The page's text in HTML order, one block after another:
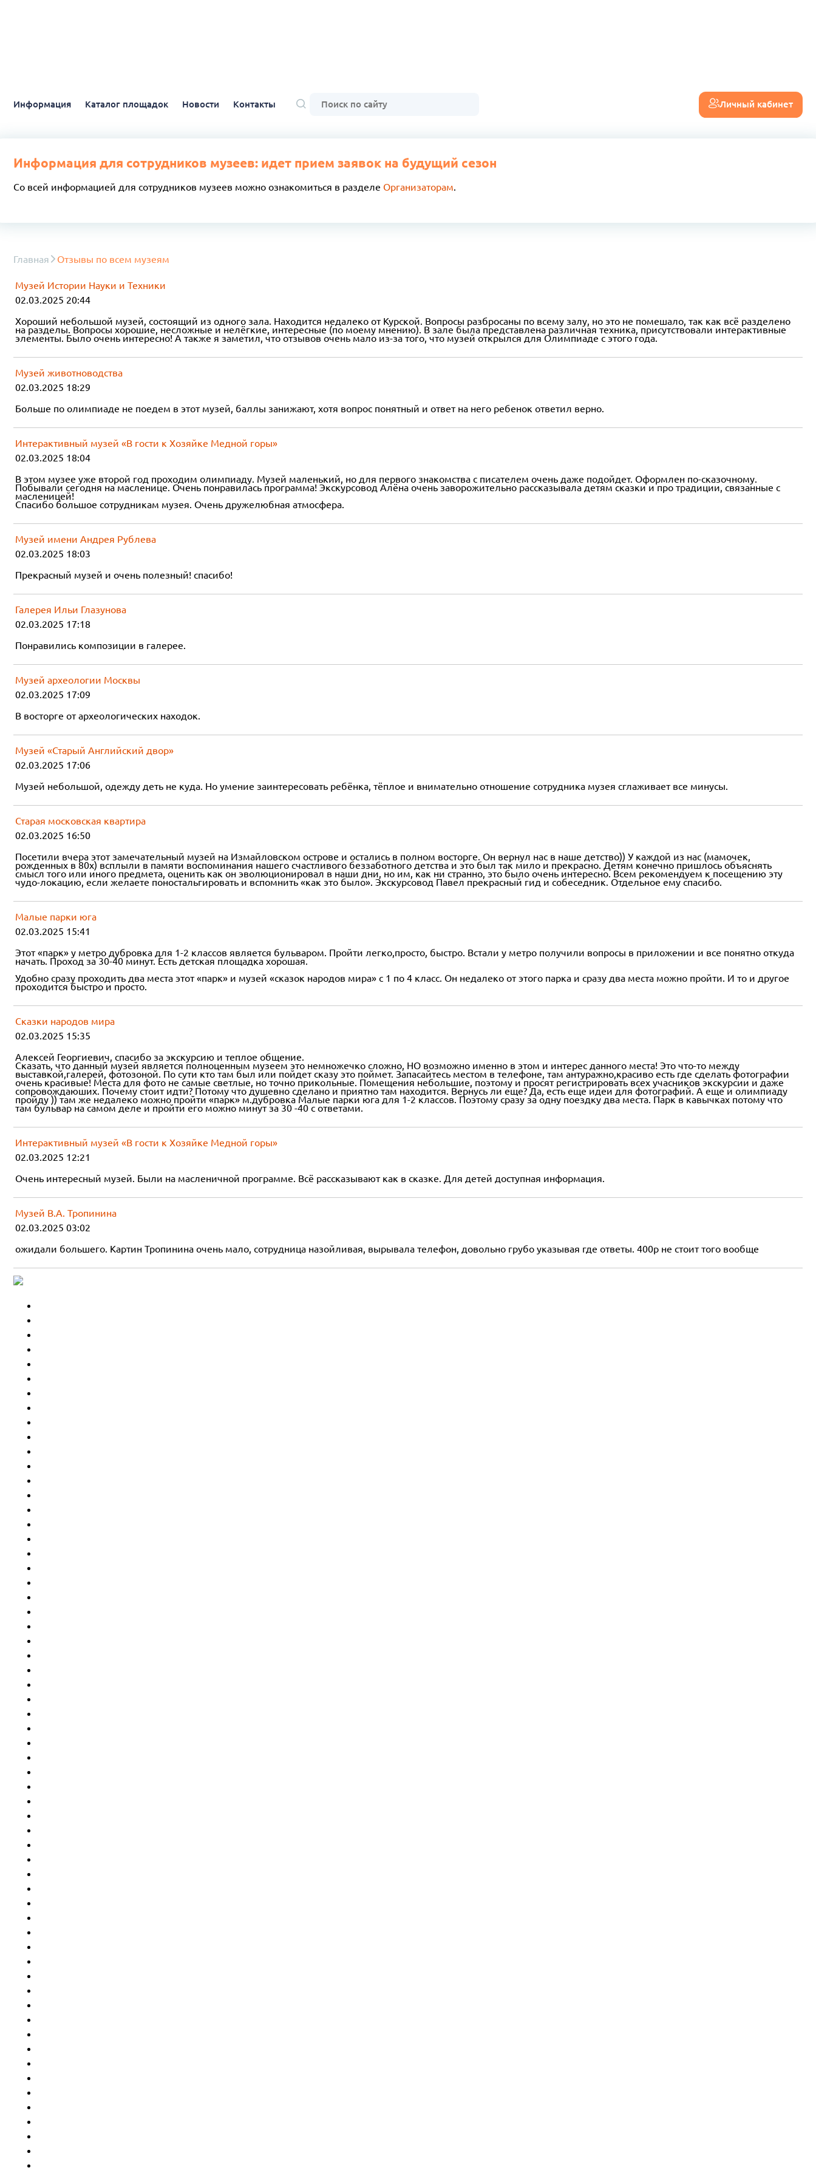
Информация Каталог площадок Новости Контакты Личный кабинет
Информация для сотрудников музеев: идет прием заявок на будущий сезон
Со всей информацией для сотрудников музеев можно ознакомиться в разделе Организаторам.
Главная Отзывы по всем музеям
Музей Истории Науки и Техники
02.03.2025 20:44
Хороший небольшой музей, состоящий из одного зала. Находится недалеко от Курской. Вопросы разбросаны по всему залу, но это не помешало, так как всё разделено
на разделы. Вопросы хорошие, несложные и нелёгкие, интересные (по моему мнению). В зале была представлена различная техника, присутствовали интерактивные
элементы. Было очень интересно! А также я заметил, что отзывов очень мало из-за того, что музей открылся для Олимпиаде с этого года.
Музей животноводства
02.03.2025 18:29
Больше по олимпиаде не поедем в этот музей, баллы занижают, хотя вопрос понятный и ответ на него ребенок ответил верно.
Интерактивный музей «В гости к Хозяйке Медной горы»
02.03.2025 18:04
В этом музее уже второй год проходим олимпиаду. Музей маленький, но для первого знакомства с писателем очень даже подойдет. Оформлен по-сказочному.
Побывали сегодня на масленице. Очень понравилась программа! Экскурсовод Алёна очень заворожительно рассказывала детям сказки и про традиции, связанные с
масленицей!
Спасибо большое сотрудникам музея. Очень дружелюбная атмосфера.
Музей имени Андрея Рублева
02.03.2025 18:03
Прекрасный музей и очень полезный! спасибо!
Галерея Ильи Глазунова
02.03.2025 17:18
Понравились композиции в галерее.
Музей археологии Москвы
02.03.2025 17:09
В восторге от археологических находок.
Музей «Старый Английский двор»
02.03.2025 17:06
Музей небольшой, одежду деть не куда. Но умение заинтересовать ребёнка, тёплое и внимательно отношение сотрудника музея сглаживает все минусы.
Старая московская квартира
02.03.2025 16:50
Посетили вчера этот замечательный музей на Измайловском острове и остались в полном восторге. Он вернул нас в наше детство)) У каждой из нас (мамочек,
рожденных в 80х) всплыли в памяти воспоминания нашего счастливого беззаботного детства и это был так мило и прекрасно. Детям конечно пришлось объяснять
смысл того или иного предмета, оценить как он эволюционировал в наши дни, но им, как ни странно, это было очень интересно. Всем рекомендуем к посещению эту
чудо-локацию, если желаете поностальгировать и вспомнить «как это было». Экскурсовод Павел прекрасный гид и собеседник. Отдельное ему спасибо.
Малые парки юга
02.03.2025 15:41
Этот «парк» у метро дубровка для 1-2 классов является бульваром. Пройти легко,просто, быстро. Встали у метро получили вопросы в приложении и все понятно откуда
начать. Проход за 30-40 минут. Есть детская площадка хорошая.
Удобно сразу проходить два места этот «парк» и музей «сказок народов мира» с 1 по 4 класс. Он недалеко от этого парка и сразу два места можно пройти. И то и другое
проходится быстро и просто.
Сказки народов мира
02.03.2025 15:35
Алексей Георгиевич, спасибо за экскурсию и теплое общение.
Сказать, что данный музей является полноценным музеем это немножечко сложно, НО возможно именно в этом и интерес данного места! Это что-то между
выставкой,галерей, фотозоной. По сути кто там был или пойдет сказу это поймет. Запасайтесь местом в телефоне, там антуражно,красиво есть где сделать фотографии
очень красивые! Места для фото не самые светлые, но точно прикольные. Помещения небольшие, поэтому и просят регистрировать всех учасников экскурсии и даже
сопровождаюших. Почему стоит идти? Потому что душевно сделано и приятно там находится. Вернусь ли еще? Да, есть еще идеи для фотографий. А еще и олимпиаду
пройду )) там же недалеко можно пройти «парк» м.дубровка Малые парки юга для 1-2 классов. Поэтому сразу за одну поездку два места. Парк в кавычках потому что
там бульвар на самом деле и пройти его можно минут за 30 -40 с ответами.
Интерактивный музей «В гости к Хозяйке Медной горы»
02.03.2025 12:21
Очень интересный музей. Были на масленичной программе. Всё рассказывают как в сказке. Для детей доступная информация.
Музей В.А. Тропинина
02.03.2025 03:02
ожидали большего. Картин Тропинина очень мало, сотрудница назойливая, вырывала телефон, довольно грубо указывая где ответы. 400р не стоит того вообще